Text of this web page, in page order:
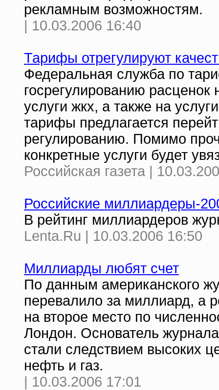
рекламным возможностям.
| 10.03.2006 16:40
Тарифы отрегулируют
Федеральная служба по
госрегулированию расценок
услуги жкх, а также на
тарифы предлагается
регулированию. Помимо
конкретные услуги будет
Российская газета |
Российские миллиардеры-
В рейтинг миллиардеров
Lenta.Ru | 10.03.2006 16:50
Миллиарды любят счет
По данным американского
перевалило за миллиард, а
на второе место по
Лондон. Основатель журнала
стали следствием высоких
нефть и газ.
| 10.03.2006 17:01